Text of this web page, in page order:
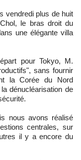
vendredi plus de huit
le bras droit du
une élégante villa
pour Tokyo, M.
sans fournir
la Corée du Nord
dénucléarisation de
nous avons réalisé
centrales, sur
il y a encore du